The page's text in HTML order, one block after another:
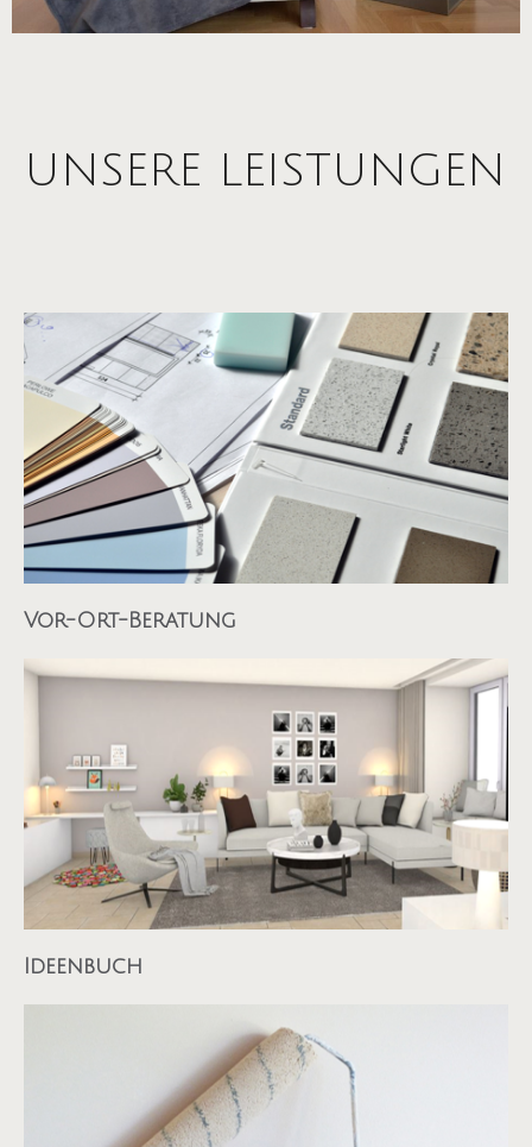
UNSERE LEISTUNGEN
Vor-Ort-Beratung
Ideenbuch